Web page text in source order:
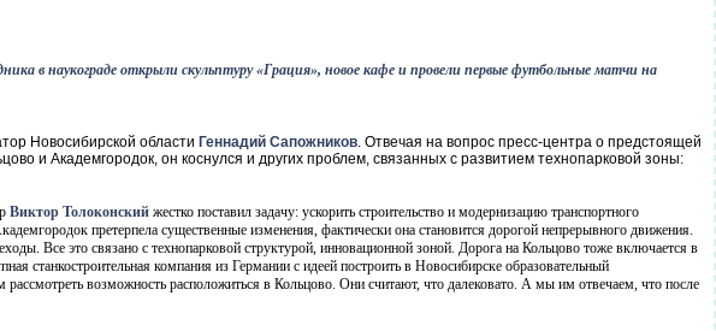
в наукограде открыли скульптуру «Грация», новое кафе и провели первые футбольные матчи на
Новосибирской области Геннадий Сапожников. Отвечая на вопрос пресс-центра о предстоящей
и Академгородок, он коснулся и других проблем, связанных с развитием технопарковой зоны:
Виктор Толоконский жестко поставил задачу: ускорить строительство и модернизацию транспортного
претерпела существенные изменения, фактически она становится дорогой непрерывного движения.
Все это связано с технопарковой структурой, инновационной зоной. Дорога на Кольцово тоже включается в
станкостроительная компания из Германии с идеей построить в Новосибирске образовательный
возможность расположиться в Кольцово. Они считают, что далековато. А мы им отвечаем, что после